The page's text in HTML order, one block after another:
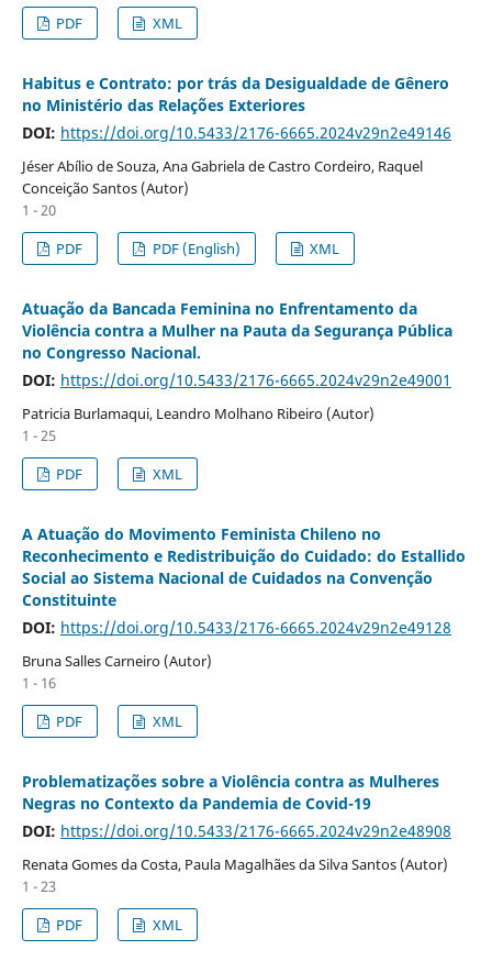
PDF XML
Habitus e Contrato: por trás da Desigualdade de Gênero
no Ministério das Relações Exteriores
DOI: https://doi.org/10.5433/2176-6665.2024v29n2e49146
Jéser Abílio de Souza, Ana Gabriela de Castro Cordeiro, Raquel
Conceição Santos (Autor)
1 - 20
PDF
PDF (English) XML
Atuação da Bancada Feminina no Enfrentamento da
Violência contra a Mulher na Pauta da Segurança Pública
no Congresso Nacional.
DOI: https://doi.org/10.5433/2176-6665.2024v29n2e49001
Patricia Burlamaqui, Leandro Molhano Ribeiro (Autor)
1 - 25
PDF
XML
A Atuação do Movimento Feminista Chileno no
Reconhecimento e Redistribuição do Cuidado: do Estallido
Social ao Sistema Nacional de Cuidados na Convenção
Constituinte
DOI: https://doi.org/10.5433/2176-6665.2024v29n2e49128
Bruna Salles Carneiro (Autor)
1 - 16
PDF
XML
Problematizações sobre a Violência contra as Mulheres
Negras no Contexto da Pandemia de Covid-19
DOI: https://doi.org/10.5433/2176-6665.2024v29n2e48908
Renata Gomes da Costa, Paula Magalhães da Silva Santos (Autor)
1 - 23
PDF
XML